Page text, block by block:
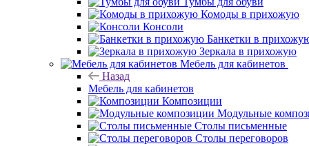
Комоды в прихожую
Консоли
Банкетки в
Зеркала в прихожую
Мебель для кабинетов
Назад
Мебель для кабинетов
Композиции
Модульные
Столы письменные
Столы переговоров